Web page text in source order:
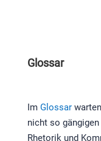
Glossar
Im Glossar
nicht so
Rhetorik und